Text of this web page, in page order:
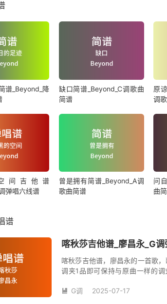
谱_Beyond_降
缺口简谱_Beyond_C调歌曲
简谱
原
调
间吉他谱
弹唱六线谱
曾是拥有简谱_Beyond_A调
歌曲简谱
问
曲
谱
喀秋莎吉他谱_廖昌永_G
喀秋莎吉他谱，廖昌永的一首歌
调夹1品即可保持与原曲一样的
 G调 2025-07-17